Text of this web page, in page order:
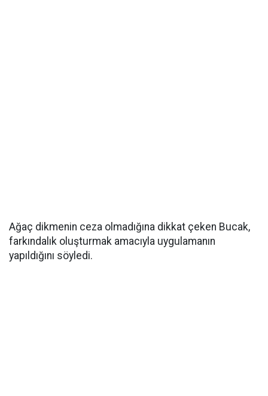
Ağaç dikmenin ceza olmadığına dikkat çeken Bucak,
farkındalık oluşturmak amacıyla uygulamanın
yapıldığını söyledi.